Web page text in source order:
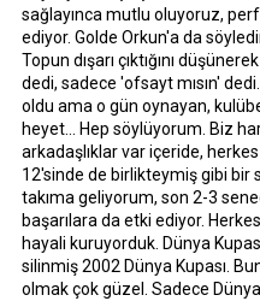
sağlayınca mutlu oluyoruz,
ediyor. Golde Orkun'a da
Topun dışarı çıktığını
dedi, sadece 'ofsayt mısın'
oldu ama o gün oynayan,
heyet... Hep söylüyorum. Biz
arkadaşlıklar var içeride,
12'sinde de birlikteymiş gibi bir
takıma geliyorum, son 2-3
başarılara da etki ediyor.
hayali kuruyorduk. Dünya
silinmiş 2002 Dünya Kupası.
olmak çok güzel. Sadece